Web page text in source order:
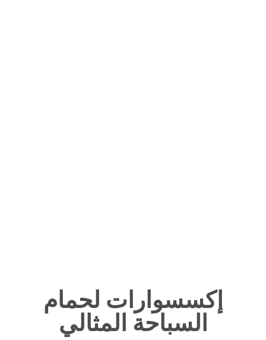
إكسسوارات لحمام
السباحة المثالي